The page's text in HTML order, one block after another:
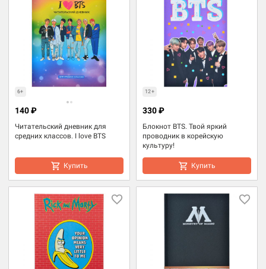
6+
Читательский дневник для
средних классов. I love BTS
140 ₽
Купить
12+
Блокнот BTS. Твой яркий
проводник в корейскую
культуру!
330 ₽
Купить